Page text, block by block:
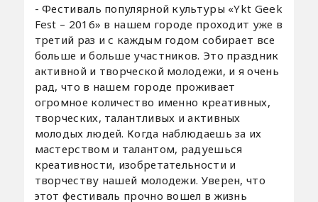
- Фестиваль популярной культуры «Ykt Geek
Fest – 2016» в нашем городе проходит уже в
третий раз и с каждым годом собирает все
больше и больше участников. Это праздник
активной и творческой молодежи, и я очень
рад, что в нашем городе проживает
огромное количество именно креативных,
творческих, талантливых и активных
молодых людей. Когда наблюдаешь за их
мастерством и талантом, радуешься
креативности, изобретательности и
творчеству нашей молодежи. Уверен, что
этот фестиваль прочно вошел в жизнь